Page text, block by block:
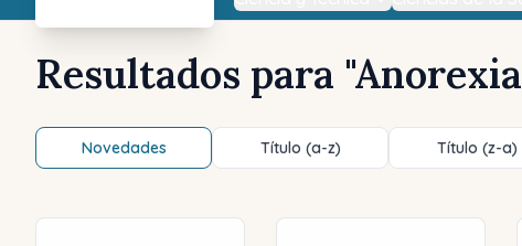
Resultados para "Anorexia
Novedades Título (a-z) Título (z-a)